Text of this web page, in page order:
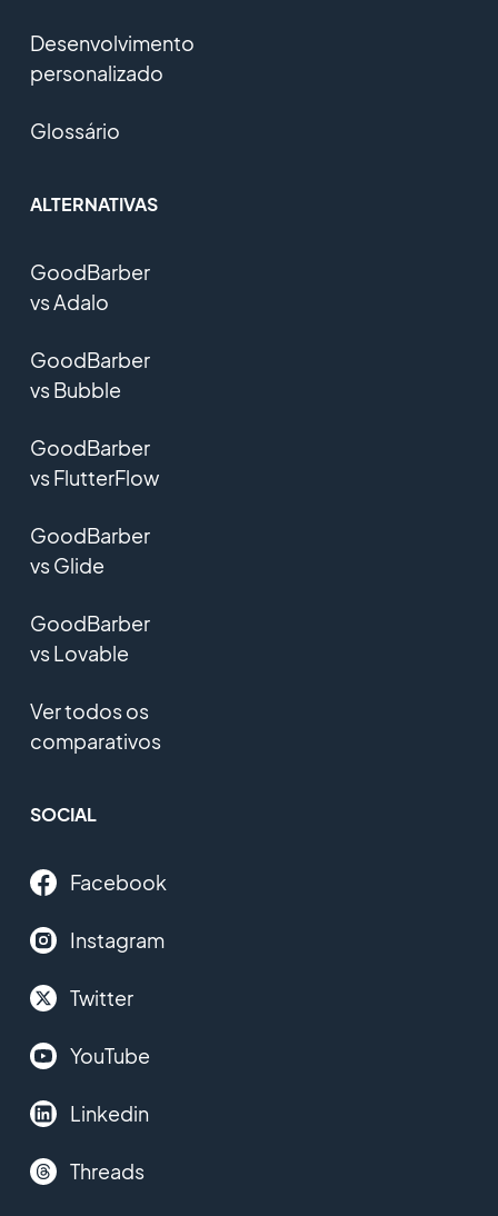
Desenvolvimento
personalizado
Glossário
ALTERNATIVAS
GoodBarber
vs Adalo
GoodBarber
vs Bubble
GoodBarber
vs FlutterFlow
GoodBarber
vs Glide
GoodBarber
vs Lovable
Ver todos os
comparativos
SOCIAL
Facebook
Instagram
Twitter
YouTube
Linkedin
Threads